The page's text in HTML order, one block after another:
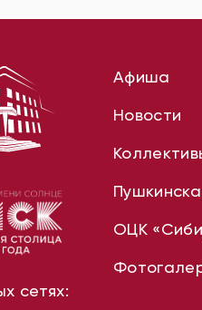
сетях:
Афиша
Новости
ОЦК